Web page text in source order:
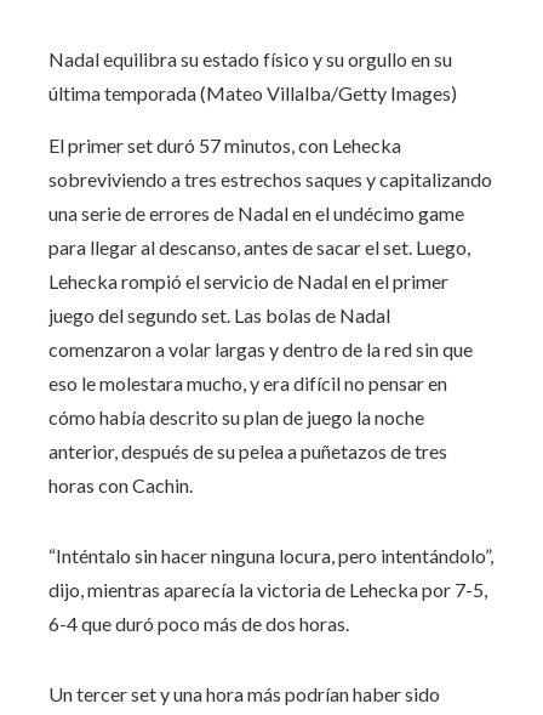
Nadal equilibra su estado físico y su orgullo en su
última temporada (Mateo Villalba/Getty Images)
El primer set duró 57 minutos, con Lehecka
sobreviviendo a tres estrechos saques y capitalizando
una serie de errores de Nadal en el undécimo game
para llegar al descanso, antes de sacar el set. Luego,
Lehecka rompió el servicio de Nadal en el primer
juego del segundo set. Las bolas de Nadal
comenzaron a volar largas y dentro de la red sin que
eso le molestara mucho, y era difícil no pensar en
cómo había descrito su plan de juego la noche
anterior, después de su pelea a puñetazos de tres
horas con Cachin.
“Inténtalo sin hacer ninguna locura, pero intentándolo”,
dijo, mientras aparecía la victoria de Lehecka por 7-5,
6-4 que duró poco más de dos horas.
Un tercer set y una hora más podrían haber sido